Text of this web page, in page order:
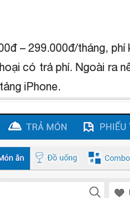
– 299.000đ/tháng,
có trả phí. Ngoài ra
iPhone.